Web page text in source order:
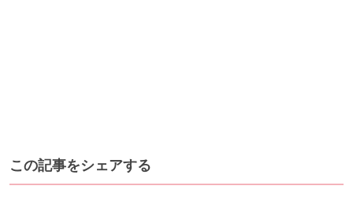
この記事をシェアする